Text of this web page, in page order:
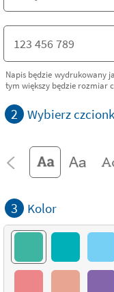
Napis będzie wydrukowany
tym większy będzie rozmiar
2 Wybierz
3 Kolor